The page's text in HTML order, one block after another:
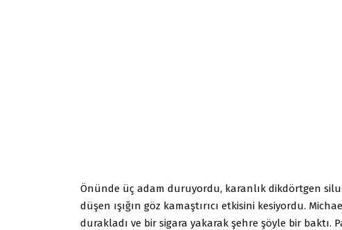
Önünde üç adam duruyordu, karanlık dikdörtgen
düşen ışığın göz kamaştırıcı etkisini kesiyordu.
durakladı ve bir sigara yakarak şehre şöyle bir baktı.